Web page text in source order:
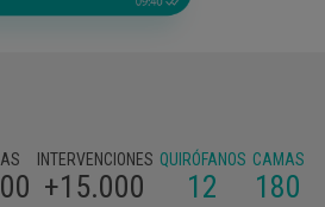
INTERVENCIONES
+15.000
QUIRÓFANOS
12
CAMAS
180